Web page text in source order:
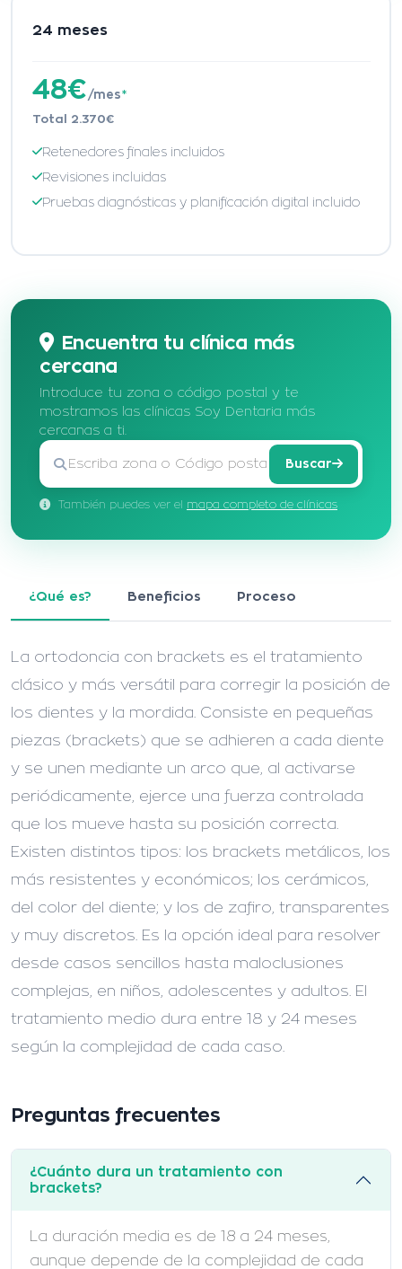
24 meses
48€ /mes*
Total 2.370€
Retenedores finales incluidos
Revisiones incluidas
Pruebas diagnósticas y planificación digital incluido
Encuentra tu clínica más
cercana
Introduce tu zona o código postal y te
mostramos las clínicas Soy Dentaria más
cercanas a ti.
Buscar
También puedes ver el mapa completo de clínicas
¿Qué es? Beneficios Proceso
La ortodoncia con brackets es el tratamiento
clásico y más versátil para corregir la posición de
los dientes y la mordida. Consiste en pequeñas
piezas (brackets) que se adhieren a cada diente
y se unen mediante un arco que, al activarse
periódicamente, ejerce una fuerza controlada
que los mueve hasta su posición correcta.
Existen distintos tipos: los brackets metálicos, los
más resistentes y económicos; los cerámicos,
del color del diente; y los de zafiro, transparentes
y muy discretos. Es la opción ideal para resolver
desde casos sencillos hasta maloclusiones
complejas, en niños, adolescentes y adultos. El
tratamiento medio dura entre 18 y 24 meses
según la complejidad de cada caso.
Preguntas frecuentes
¿Cuánto dura un tratamiento con
brackets?
La duración media es de 18 a 24 meses,
aunque depende de la complejidad de cada